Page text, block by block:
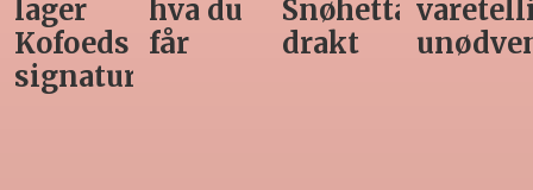
hva du
får
Snøhetta-
drakt
varetelling
unødvendig